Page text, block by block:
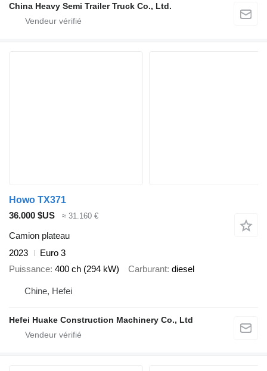
China Heavy Semi Trailer Truck Co., Ltd.
Howo TX371
36.000 $US
≈ 31.160 €
Camion plateau
2023
Euro 3
Puissance 400 ch (294 kW) Carburant diesel
Chine, Hefei
Hefei Huake Construction Machinery Co., Ltd